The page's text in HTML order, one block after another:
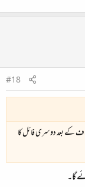
#18
کے بعد دوسری فائل کا
گا۔